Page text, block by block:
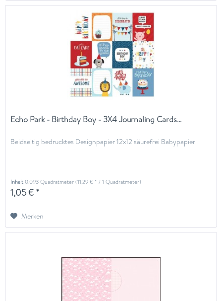
Echo Park - Birthday Boy - 3X4 Journaling Cards...
Beidseitig bedrucktes Designpapier 12x12 säurefrei Babypapier
Inhalt0.093 Quadratmeter(11,29 € * / 1 Quadratmeter)
1,05 € *
Merken